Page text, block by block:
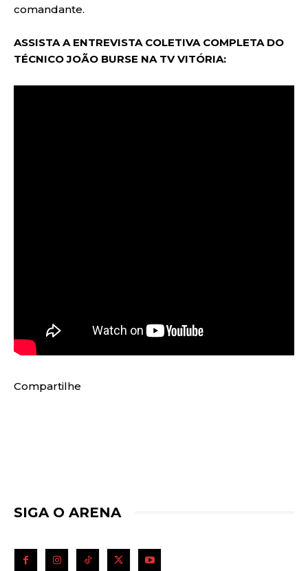
comandante.
ASSISTA A ENTREVISTA COLETIVA COMPLETA DO
TÉCNICO JOÃO BURSE NA TV VITÓRIA:
Compartilhe
SIGA O ARENA